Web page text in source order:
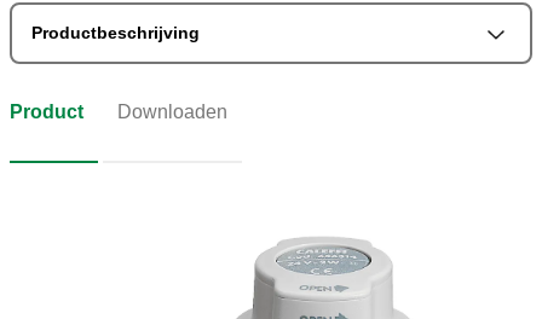
Productbeschrijving
Product Downloaden